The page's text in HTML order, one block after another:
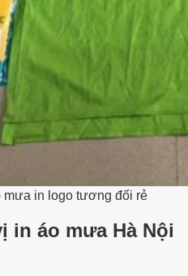
mưa in logo tương đối rẻ
in áo mưa Hà Nội